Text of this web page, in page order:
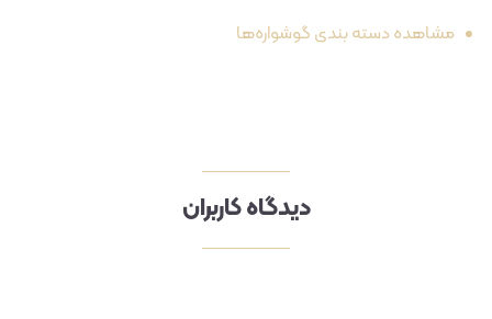
مشاهده دسته بندی گوشواره‌ها
دیدگاه کاربران